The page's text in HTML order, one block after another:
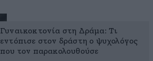
Γυναικοκτονία στη Δράμα: Τι
εντόπισε στον δράστη ο ψυχολόγος
που τον παρακολουθούσε